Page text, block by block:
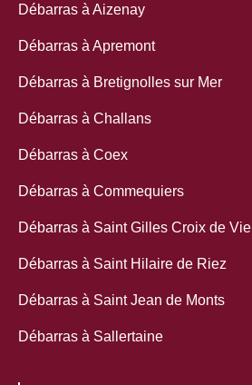
Débarras à Aizenay
Débarras à Apremont
Débarras à Bretignolles sur Mer
Débarras à Challans
Débarras à Coex
Débarras à Commequiers
Débarras à Saint Gilles Croix de Vie
Débarras à Saint Hilaire de Riez
Débarras à Saint Jean de Monts
Débarras à Sallertaine